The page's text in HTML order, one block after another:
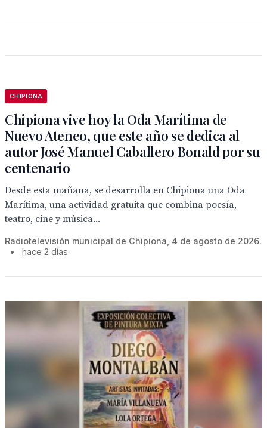
CHIPIONA
Chipiona vive hoy la Oda Marítima de
Nuevo Ateneo, que este año se dedica al
autor José Manuel Caballero Bonald por su
centenario
Desde esta mañana, se desarrolla en Chipiona una Oda
Marítima, una actividad gratuita que combina poesía,
teatro, cine y música...
Radiotelevisión municipal de Chipiona, 4 de agosto de 2026.
•
hace 2 días